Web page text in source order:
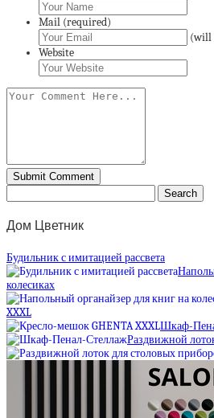
Mail (required)
(will
Website
Дом Цветник
Будильник с имитацией рассвета
колесиках
XXXL
Шкаф-
Раздвижной